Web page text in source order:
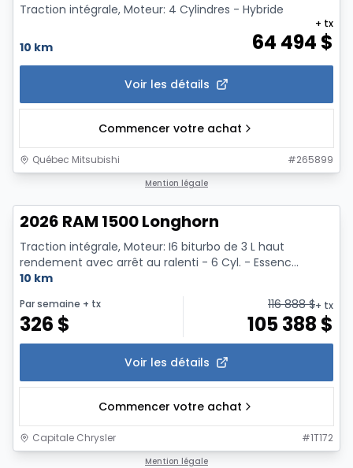
Traction intégrale, Moteur: 4 Cylindres - Hybride
10 km 64 494 $
+ tx
Voir les détails
Commencer votre achat
Québec Mitsubishi #265899
Mention légale
2026 RAM 1500 Longhorn
Traction intégrale, Moteur: I6 biturbo de 3 L haut
rendement avec arrêt au ralenti - 6 Cyl. - Essenc...
10 km
Par semaine + tx
326 $
116 888$+ tx
105 388 $
Voir les détails
Commencer votre achat
Capitale Chrysler #1T172
Mention légale